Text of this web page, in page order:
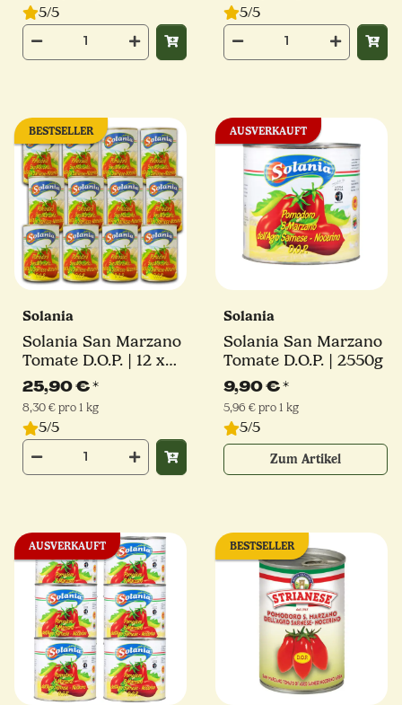
5/5 5/5
BESTSELLER
Solania
Solania San Marzano
Tomate D.O.P. | 12 x
400 g
25,90 €*
8,30 € pro 1 kg
5/5
AUSVERKAUFT
Solania
Solania San Marzano
Tomate D.O.P. | 2550g
9,90 €*
5,96 € pro 1 kg
5/5
Zum Artikel
AUSVERKAUFT BESTSELLER